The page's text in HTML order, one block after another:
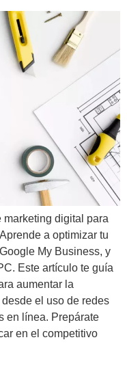
digital para
a optimizar tu
My Business, y
Este artículo te guía
aumentar la
el uso de redes
en línea. Prepárate
en el competitivo